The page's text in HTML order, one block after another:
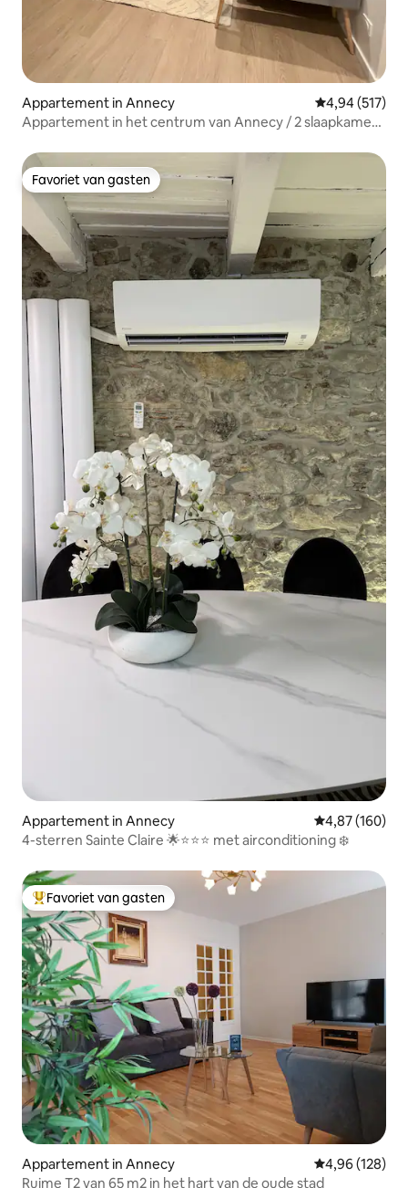
Appartement in Annecy Gemiddelde
4,94 (517)
Appartement in het centrum van Annecy / 2 slaapkamers
Favoriet van gasten
Favoriet van gasten
Appartement in Annecy Gemiddelde
4,87 (160)
4-sterren Sainte Claire 🌟⭐️⭐️⭐️ met airconditioning ❄️
Topfavoriet van gasten
Favoriet van gasten
Appartement in Annecy Gemiddelde
4,96 (128)
Ruime T2 van 65 m2 in het hart van de oude stad